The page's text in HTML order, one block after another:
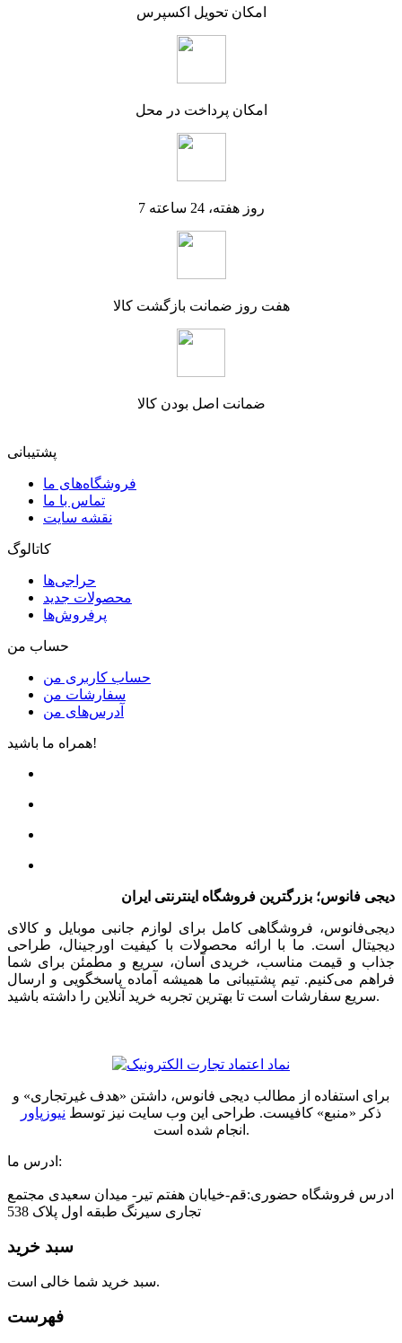
امکان تحویل اکسپرس
امکان پرداخت در محل
7 روز هفته، 24 ساعته
هفت روز ضمانت بازگشت کالا
ضمانت اصل بودن کالا
پشتیبانی
فروشگاه‌های ما
تماس با ما
نقشه سایت
کاتالوگ
حراجی‌ها
محصولات جدید
پرفروش‌ها
حساب من
حساب کاربری من
سفارشات من
آدرس‌های من
همراه ما باشید!
دیجی فانوس؛ بزرگترین فروشگاه اینترنتی ایران
دیجی‌فانوس، فروشگاهی کامل برای لوازم جانبی موبایل و کالای
دیجیتال است. ما با ارائه محصولات با کیفیت اورجینال، طراحی
جذاب و قیمت مناسب، خریدی آسان، سریع و مطمئن برای شما
فراهم می‌کنیم. تیم پشتیبانی ما همیشه آماده پاسخگویی و ارسال
سریع سفارشات است تا بهترین تجربه خرید آنلاین را داشته باشید.
برای استفاده از مطالب دیجی فانوس، داشتن «هدف غیرتجاری» و
ذکر «منبع» کافیست. طراحی این وب سایت نیز توسط نیوزپاور
انجام شده است.
ادرس ما:
ادرس فروشگاه حضوری:قم-خیابان هفتم تیر- میدان سعیدی مجتمع
تجاری سیرنگ طبقه اول پلاک 538
سبد خرید
سبد خرید شما خالی است.
فهرست